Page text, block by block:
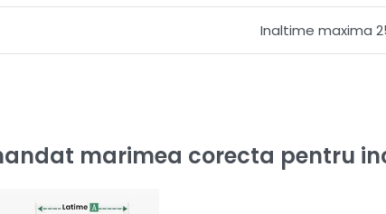
Inaltime maxima
marimea corecta pentru